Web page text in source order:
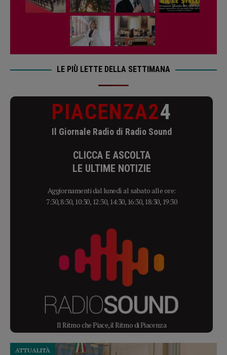
LE PIÙ LETTE DELLA SETTIMANA
PIACENZA24
Il Giornale Radio di Radio Sound
CLICCA E ASCOLTA
LE ULTIME NOTIZIE
Aggiornamenti dal lunedì al sabato alle ore:
7:30, 8:30, 10:30, 12:30, 14:30, 16:30, 18:30, 19:30
Il Ritmo che Piace, il Ritmo di Piacenza
ATTUALITÀ